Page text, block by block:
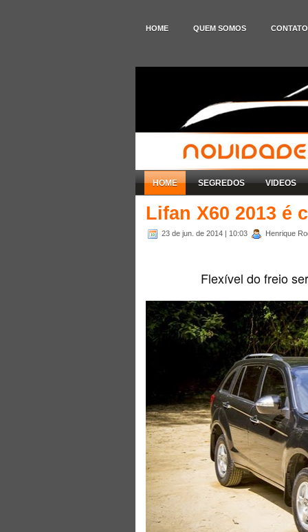
HOME QUEM SOMOS CONTATO
HOME SEGREDOS VIDEOS
Lifan X60 2013 é
23 de jun. de 2014 | 10:03 Henrique
Flexível do freio